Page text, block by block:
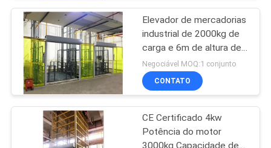
crescimento
Máquina
desbastadora
Elevador de mercadorias
industrial de 2000kg de
carga e 6m de altura de
elevação com
certificado CE
Negociável MOQ:1 conjunto
CONTATO
CE Certificado 4kw
Potência do motor
3000kg Capacidade de